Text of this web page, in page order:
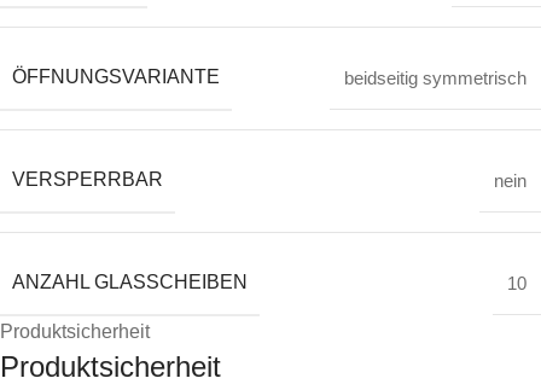
ÖFFNUNGSVARIANTE beidseitig symmetrisch
VERSPERRBAR nein
ANZAHL GLASSCHEIBEN 10
Produktsicherheit
Produktsicherheit